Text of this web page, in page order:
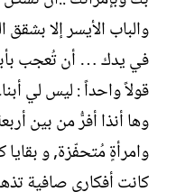
والباب الأيسر إلا
في يدك … أن تُعجب
قولاً واحداً : ليس لي
وها أنذا أفرُّ من بين
وامرأةٍ مُتحفّزة, و
كانت أفكاري صافية